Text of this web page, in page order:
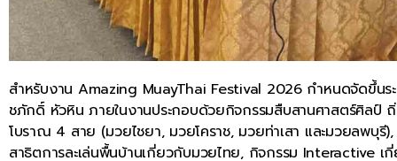
สำหรับงาน Amazing MuayThai Festival 2026 กำหนดจัดขึ้น
ชภักดิ์ หัวหิน ภายในงานประกอบด้วยกิจกรรมสืบสานศาสตร์ศิลป์
โบราณ 4 สาย (มวยไชยา, มวยโคราช, มวยท่าเสา และมวยลพบุ
สาธิตการละเล่นพื้นบ้านเกี่ยวกับมวยไทย, กิจกรรม Interactive